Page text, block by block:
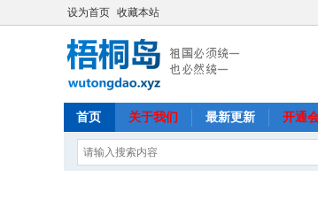
设为首页 收藏本站
首页 关于我们 最新更新 开通